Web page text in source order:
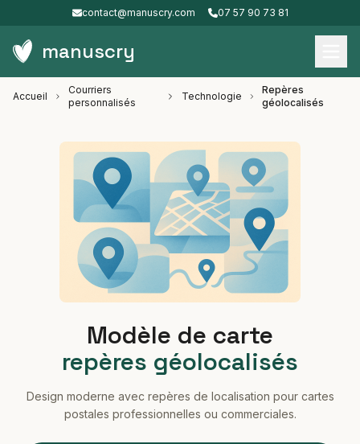
contact@manuscry.com 07 57 90 73 81
manuscry
Accueil
Courriers
personnalisés
Technologie
Repères
géolocalisés
Modèle de carte
repères géolocalisés
Design moderne avec repères de localisation pour cartes
postales professionnelles ou commerciales.